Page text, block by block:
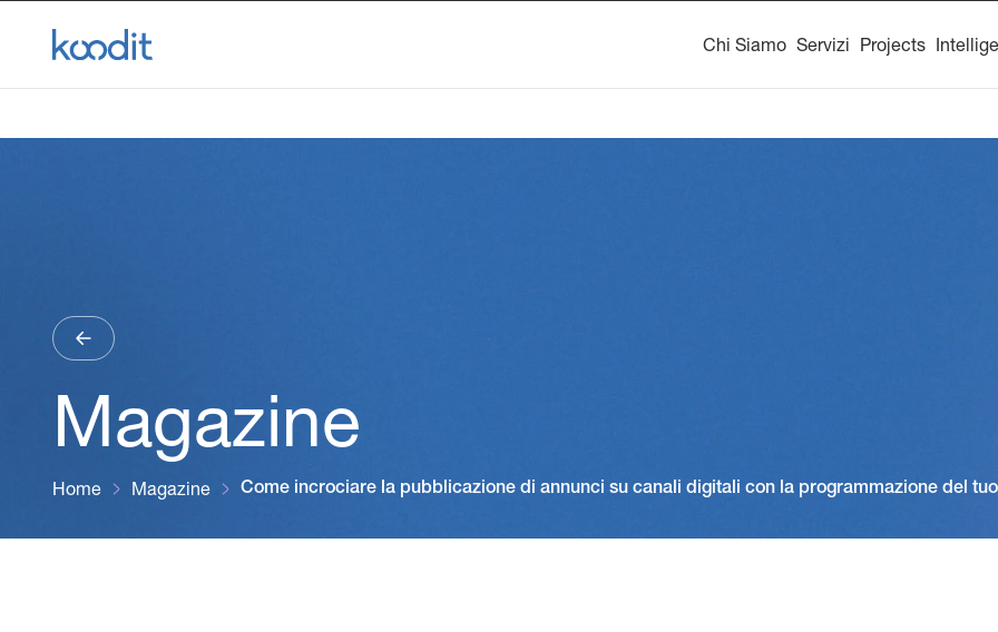
Chi Siamo Servizi Projects
Magazine
Home Magazine Come incrociare la pubblicazione di annunci su canali digitali con la programmazione del